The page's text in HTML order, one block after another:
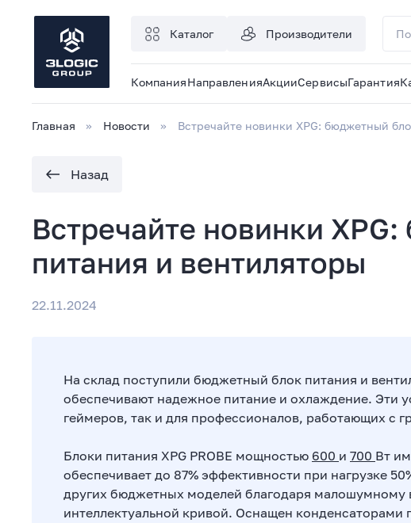
Каталог Производители
КомпанияНаправленияАкцииСервисыГарантия
Главная Новости Встречайте новинки XPG: бюджетный
Назад
Встречайте новинки
питания и вентиляторы
22.11.2024
На склад поступили бюджетный блок питания и
обеспечивают надежное питание и охлаждение. Эти
геймеров, так и для профессионалов, работающих с
Блоки питания XPG PROBE мощностью 600 и 700 Вт
обеспечивает до 87% эффективности при нагрузке
других бюджетных моделей благодаря малошумному
интеллектуальной кривой. Оснащен конденсаторами